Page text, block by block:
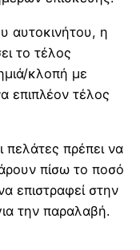
αυτοκινήτου, η
το τέλος
κλοπή με
επιπλέον τέλος
πελάτες πρέπει να
πίσω το ποσό
επιστραφεί στην
την παραλαβή.